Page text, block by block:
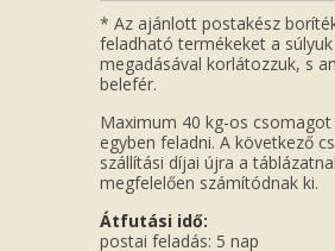
* Az ajánlott postakész
feladható termékeket a súlyuk
megadásával korlátozzuk, s
belefér.
Maximum 40 kg-os
egyben feladni. A következő
szállítási díjai újra a
megfelelően számítódnak ki.
Átfutási idő:
postai feladás: 5 nap